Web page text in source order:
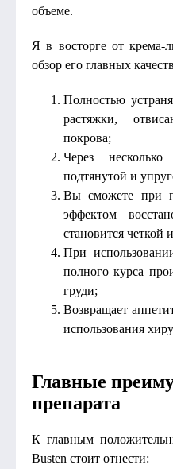
объеме.
Я в восторге от крема-
обзор его главных
Полностью
растяжки,
покрова;
Через
подтянутой и
Вы сможете при
эффектом
становится четкой
При
полного курса
груди;
Возвращает
использования
Главные
препарата
К главным
Busten стоит отнести: